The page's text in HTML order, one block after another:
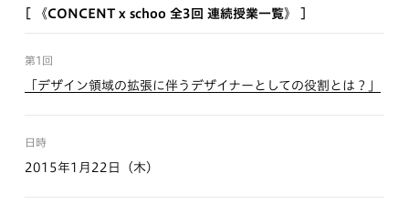
[ 《CONCENT x schoo 全3回 連続授業一覧》 ]
第1回
「デザイン領域の拡張に伴うデザイナーとしての役割とは？」
日時
2015年1月22日（木）